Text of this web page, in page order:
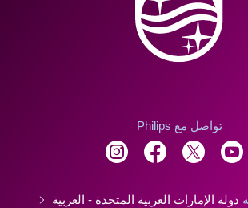
تواصل مع Philips
دولة الإمارات العربية المتحدة - العربية